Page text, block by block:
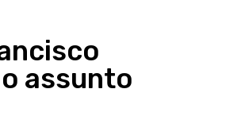
assunto